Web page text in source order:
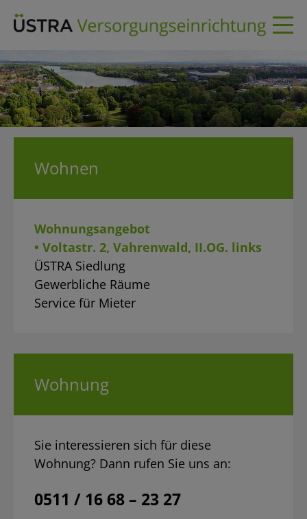
Wohnen
Wohnungsangebot
• Voltastr. 2, Vahrenwald, II.OG. links
ÜSTRA Siedlung
Gewerbliche Räume
Service für Mieter
Wohnung
Sie interessieren sich für diese
Wohnung? Dann rufen Sie uns an:
0511 / 16 68 – 23 27